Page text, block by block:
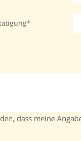
dass meine